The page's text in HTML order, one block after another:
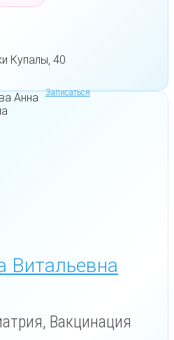
Купалы, 40
Записаться
Витальевна
Вакцинация